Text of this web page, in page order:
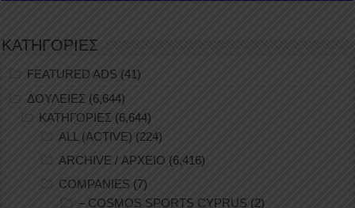
ΚΑΤΗΓΟΡΙΕΣ
FEATURED ADS (41)
ΔΟΥΛΕΙΕΣ (6,644)
ΚΑΤΗΓΟΡΙΕΣ (6,644)
ALL (ACTIVE) (224)
ARCHIVE / ΑΡΧΕΙΟ (6,416)
COMPANIES (7)
– COSMOS SPORTS CYPRUS (2)